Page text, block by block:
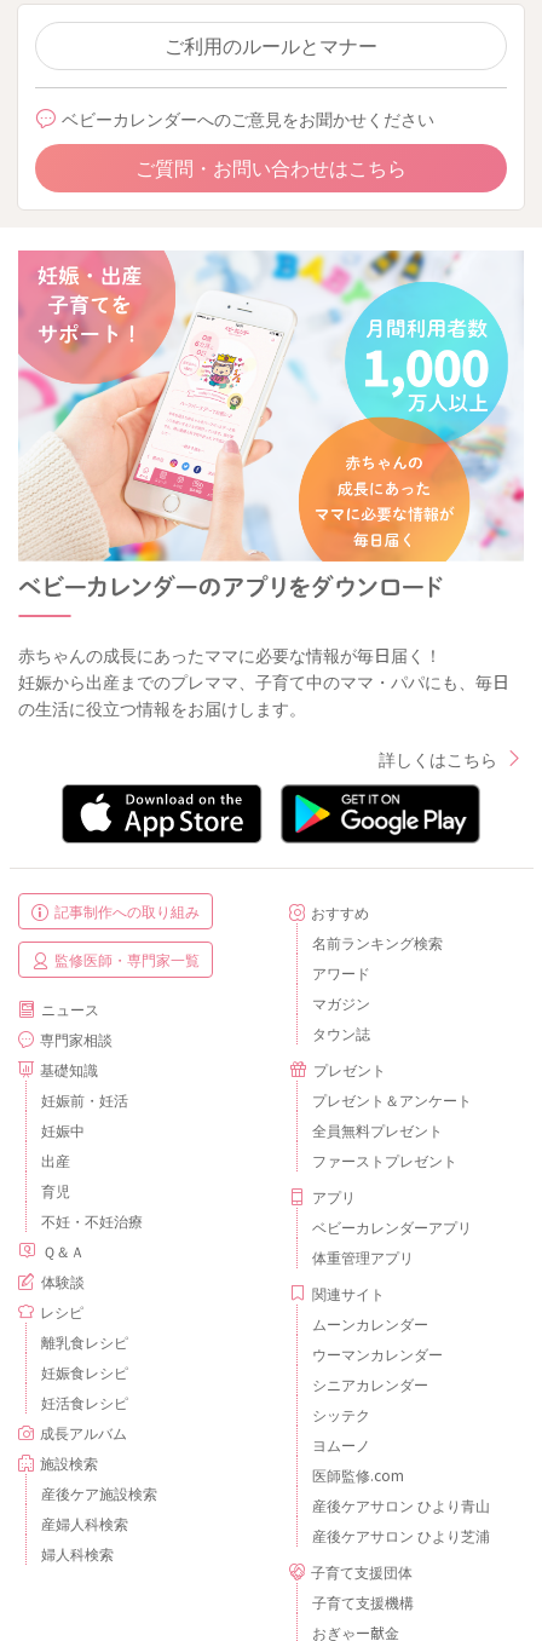
ご利用のルールとマナー
ベビーカレンダーへのご意見をお聞かせください
ご質問・お問い合わせはこちら
赤ちゃんの成長にあったママに必要な情報が毎日届く！
妊娠から出産までのプレママ、子育て中のママ・パパにも、毎日
の生活に役立つ情報をお届けします。
詳しくはこちら
記事制作への取り組み
監修医師・専門家一覧
ニュース
専門家相談
基礎知識
妊娠前・妊活
妊娠中
出産
育児
不妊・不妊治療
Ｑ＆Ａ
体験談
レシピ
離乳食レシピ
妊娠食レシピ
妊活食レシピ
成長アルバム
施設検索
産後ケア施設検索
産婦人科検索
婦人科検索
おすすめ
名前ランキング検索
アワード
マガジン
タウン誌
プレゼント
プレゼント＆アンケート
全員無料プレゼント
ファーストプレゼント
アプリ
ベビーカレンダーアプリ
体重管理アプリ
関連サイト
ムーンカレンダー
ウーマンカレンダー
シニアカレンダー
シッテク
ヨムーノ
医師監修.com
産後ケアサロン ひより青山
産後ケアサロン ひより芝浦
子育て支援団体
子育て支援機構
おぎゃー献金